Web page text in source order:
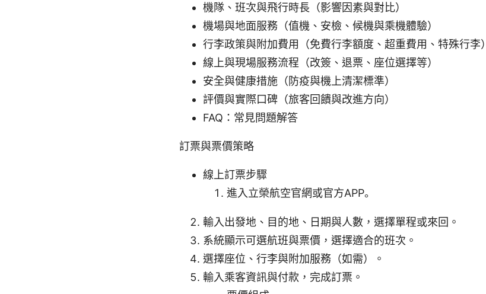
機隊、班次與飛行時長（影響因素與對比）
機場與地面服務（值機、安檢、候機與乘機體驗）
行李政策與附加費用（免費行李額度、超重費用、特殊行李）
線上與現場服務流程（改簽、退票、座位選擇等）
安全與健康措施（防疫與機上清潔標準）
評價與實際口碑（旅客回饋與改進方向）
FAQ：常見問題解答
訂票與票價策略
線上訂票步驟
進入立榮航空官網或官方APP。
輸入出發地、目的地、日期與人數，選擇單程或來回。
系統顯示可選航班與票價，選擇適合的班次。
選擇座位、行李與附加服務（如需）。
輸入乘客資訊與付款，完成訂票。